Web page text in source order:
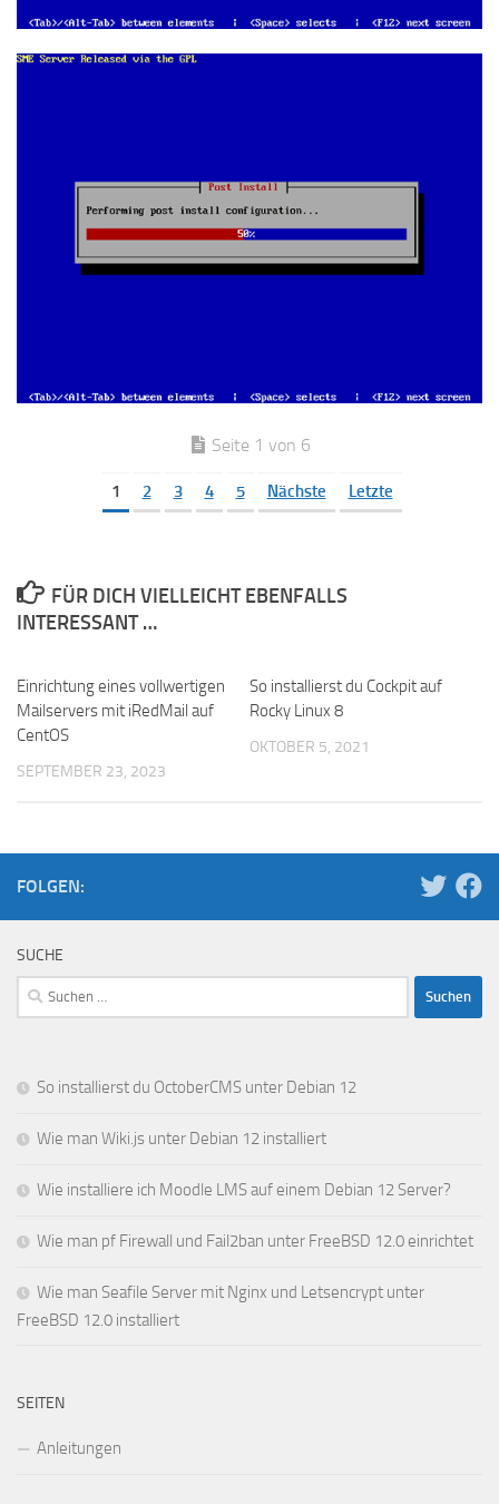
Seite 1 von 6
1 2 3 4 5 Nächste Letzte
FÜR DICH VIELLEICHT EBENFALLS
INTERESSANT …
Einrichtung eines vollwertigen
Mailservers mit iRedMail auf
CentOS
SEPTEMBER 23, 2023
So installierst du Cockpit auf
Rocky Linux 8
OKTOBER 5, 2021
FOLGEN:
SUCHE
Suchen
nach:
So installierst du OctoberCMS unter Debian 12
Wie man Wiki.js unter Debian 12 installiert
Wie installiere ich Moodle LMS auf einem Debian 12 Server?
Wie man pf Firewall und Fail2ban unter FreeBSD 12.0 einrichtet
Wie man Seafile Server mit Nginx und Letsencrypt unter
FreeBSD 12.0 installiert
SEITEN
Anleitungen